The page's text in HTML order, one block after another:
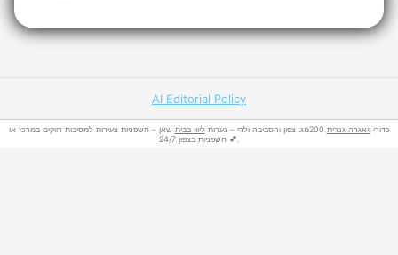
AI Editorial Policy
כדוריויאגרה גנרית ליווי בבית שאן – חשפניות צעירות למסיבות רווקים במרכז או
חשפניות בצפון 24/7 💕.